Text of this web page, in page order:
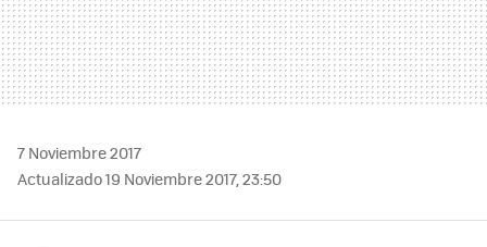
7 Noviembre 2017
Actualizado 19 Noviembre 2017, 23:50